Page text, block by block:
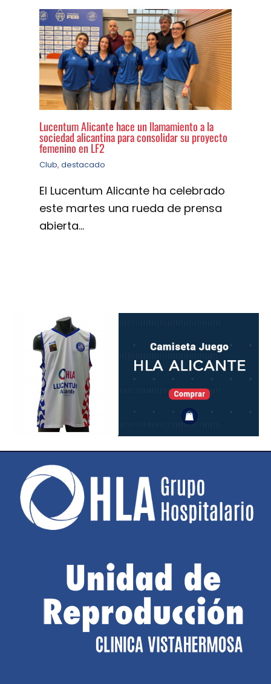
Lucentum Alicante hace un llamamiento a la
sociedad alicantina para consolidar su proyecto
femenino en LF2
Club, destacado
El Lucentum Alicante ha celebrado
este martes una rueda de prensa
abierta…